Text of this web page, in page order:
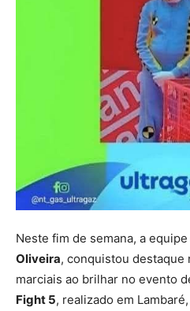
Neste fim de semana, a
Oliveira, conquistou destaque
marciais ao brilhar no evento
Fight 5, realizado em